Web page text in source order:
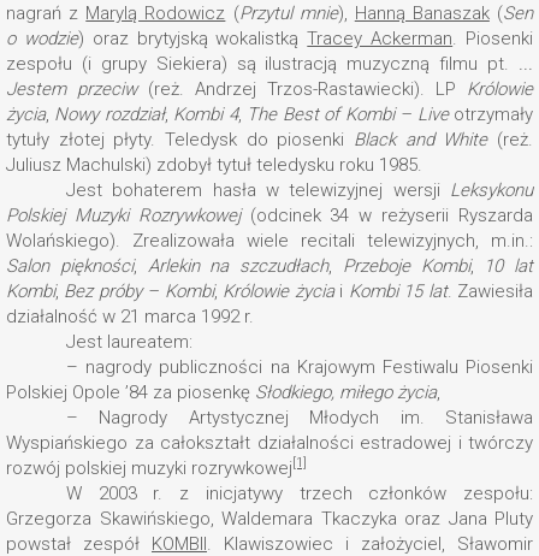
nagrań z Marylą Rodowicz (Przytul mnie), Hanną Banaszak(Sen
o wodzie) oraz brytyjską wokalistkąTracey Ackerman. Piosenki
zespołu (i grupy Siekiera) są ilustracją muzyczną filmu pt. ...
Jestem przeciw(reż. Andrzej Trzos-Rastawiecki). LP Królowie
życia, Nowy rozdział, Kombi 4, The Best of Kombi – Liveotrzymały
tytuły złotej płyty. Teledysk do piosenki Black and White(reż.
Juliusz Machulski) zdobył tytuł teledysku roku 1985.
Jest bohaterem hasła w telewizyjnej wersji Leksykonu
Polskiej Muzyki Rozrywkowej(odcinek 34 w reżyserii Ryszarda
Wolańskiego). Zrealizowała wiele recitali telewizyjnych, m.in.:
Salon piękności, Arlekin na szczudłach, Przeboje Kombi,
10 lat
Kombi, Bez próby – Kombi, Królowie życiai Kombi 15 lat. Zawiesiła
działalność w 21 marca 1992 r.
Jest laureatem:
– nagrody publiczności na Krajowym Festiwalu Piosenki
Polskiej Opole ’84 za piosenkę Słodkiego, miłego życia,
– Nagrody Artystycznej Młodych im. Stanisława
Wyspiańskiego za całokształt działalności estradowej i twórczy
rozwój polskiej muzyki rozrywkowej [1]
W 2003 r. z inicjatywy trzech członków zespołu:
Grzegorza Skawińskiego, Waldemara Tkaczyka oraz Jana Pluty
powstał zespół KOMBII. Klawiszowiec i założyciel, Sławomir